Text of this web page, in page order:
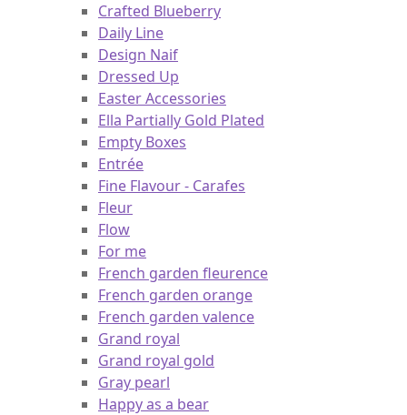
Crafted Blueberry
Daily Line
Design Naif
Dressed Up
Easter Accessories
Ella Partially Gold Plated
Empty Boxes
Entrée
Fine Flavour - Carafes
Fleur
Flow
For me
French garden fleurence
French garden orange
French garden valence
Grand royal
Grand royal gold
Gray pearl
Happy as a bear